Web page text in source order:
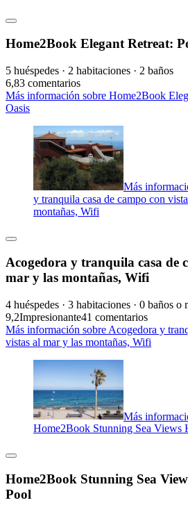
Home2Book Elegant Retreat:
5 huéspedes · 2 habitaciones · 2 baños
6,83 comentarios
Más información sobre Home2Book
Oasis
Más
y tranquila casa de campo con
montañas, Wifi
Acogedora y tranquila casa de
mar y las montañas, Wifi
4 huéspedes · 3 habitaciones · 0 baños o
9,2Impresionante41 comentarios
Más información sobre Acogedora y
vistas al mar y las montañas, Wifi
Más
Home2Book Stunning Sea Views
Home2Book Stunning Sea
Pool